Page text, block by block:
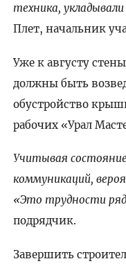
техника,
Плет, начальник
Уже к августу
должны быть
обустройство
рабочих «Урал
Учитывая
коммуникаций,
«Это трудности
подрядчик.
Завершить